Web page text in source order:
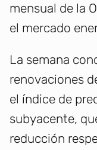
mensual de la
el mercado
La semana
renovaciones
el índice de
subyacente,
reducción